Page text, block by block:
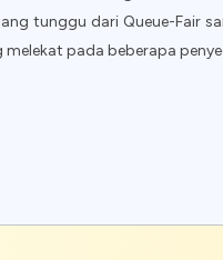
tunggu dari Queue-Fair
pada beberapa